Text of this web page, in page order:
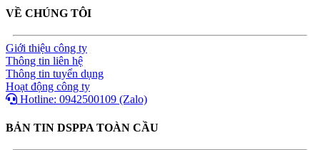
VỀ CHÚNG TÔI
Giới thiệu công ty
Thông tin liên hệ
Thông tin tuyển dụng
Hoạt động công ty
Hotline: 0942500109 (Zalo)
BẢN TIN DSPPA TOÀN CẦU